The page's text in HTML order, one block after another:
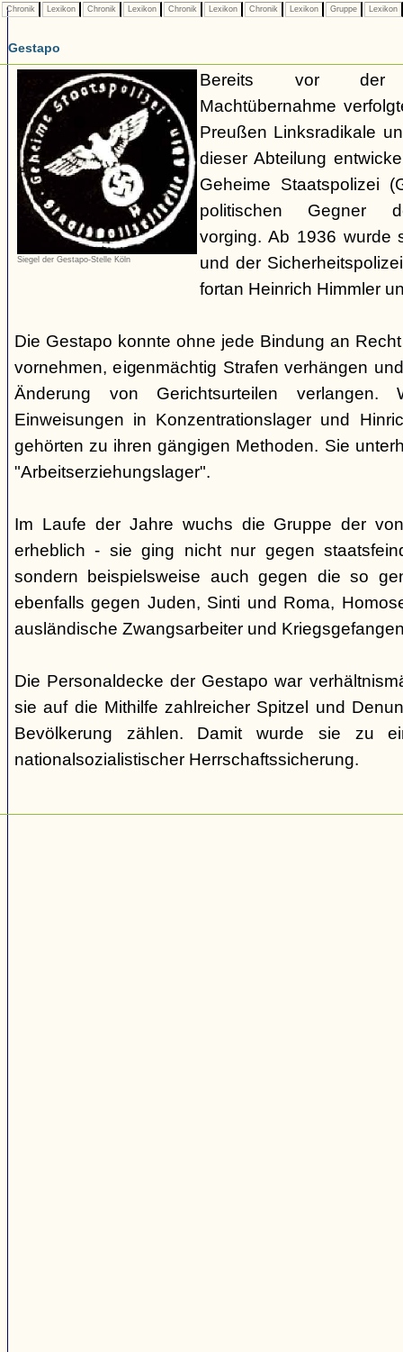
Chronik Lexikon Chronik Lexikon Chronik Lexikon Chronik Lexikon Gruppe Lexikon
Gestapo
Siegel der Gestapo-Stelle Köln
Bereits vor der
Machtübernahme
Preußen Linksradikale
dieser Abteilung
Geheime Staatspolizei
politischen Gegner
vorging. Ab 1936 wurde
und der
fortan Heinrich Himmler
Die Gestapo konnte ohne jede Bindung an
vornehmen, eigenmächtig Strafen verhängen
Änderung von Gerichtsurteilen verlangen.
Einweisungen in Konzentrationslager und
gehörten zu ihren gängigen Methoden. Sie
"Arbeitserziehungslager".
Im Laufe der Jahre wuchs die Gruppe der
erheblich - sie ging nicht nur gegen
sondern beispielsweise auch gegen die so
ebenfalls gegen Juden, Sinti und Roma,
ausländische Zwangsarbeiter und
Die Personaldecke der Gestapo war
sie auf die Mithilfe zahlreicher Spitzel und
Bevölkerung zählen. Damit wurde sie zu
nationalsozialistischer Herrschaftssicherung.